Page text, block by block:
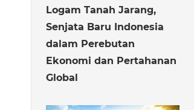
Logam Tanah Jarang,
Senjata Baru Indonesia
dalam Perebutan
Ekonomi dan Pertahanan
Global